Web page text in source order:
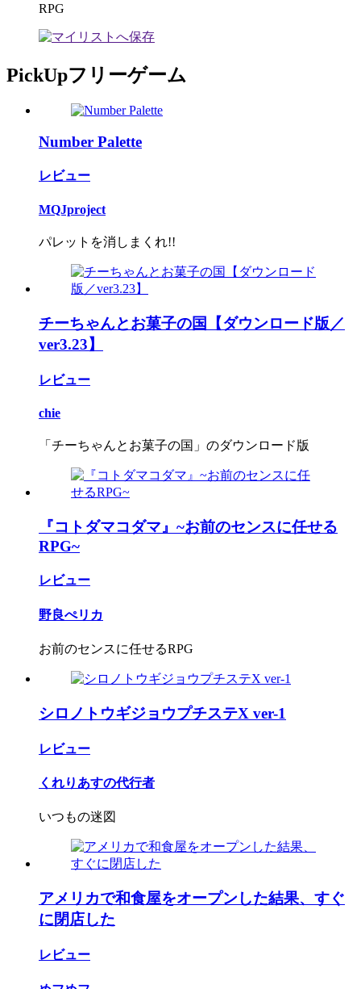
RPG
PickUpフリーゲーム
Number Palette
レビュー
MQJproject
パレットを消しまくれ!!
チーちゃんとお菓子の国【ダウンロード版／
ver3.23】
レビュー
chie
「チーちゃんとお菓子の国」のダウンロード版
『コトダマコダマ』~お前のセンスに任せる
RPG~
レビュー
野良ぺリカ
お前のセンスに任せるRPG
シロノトウギジョウプチステX ver-1
レビュー
くれりあすの代行者
いつもの迷図
アメリカで和食屋をオープンした結果、すぐ
に閉店した
レビュー